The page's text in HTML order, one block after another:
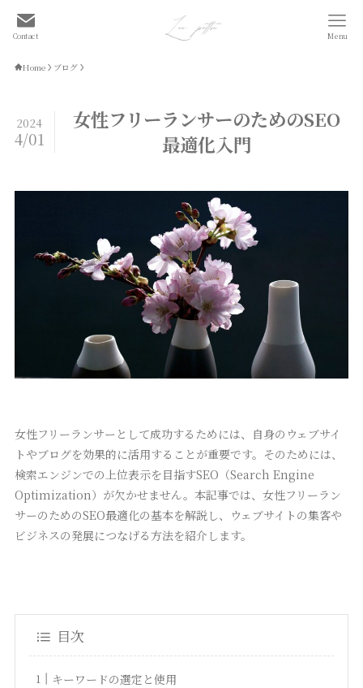
Contact Menu
Home ブログ
女性フリーランサーのためのSEO
最適化入門
2024
4/01
女性フリーランサーとして成功するためには、自身のウェブサイ
トやブログを効果的に活用することが重要です。そのためには、
検索エンジンでの上位表示を目指すSEO（Search Engine
Optimization）が欠かせません。本記事では、女性フリーラン
サーのためのSEO最適化の基本を解説し、ウェブサイトの集客や
ビジネスの発展につなげる方法を紹介します。
目次
キーワードの選定と使用